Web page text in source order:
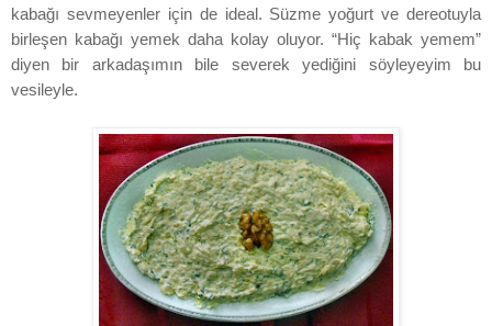
kabağı sevmeyenler için de ideal. Süzme yoğurt ve dereotuyla
birleşen kabağı yemek daha kolay oluyor. “Hiç kabak yemem”
diyen bir arkadaşımın bile severek yediğini söyleyeyim bu
vesileyle.